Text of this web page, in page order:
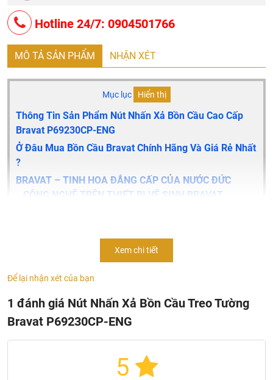
Hotline 24/7: 0904501766
MÔ TẢ SẢN PHẨM NHẬN XÉT
Mục lục Hiển thị
Thông Tin Sản Phẩm Nút Nhấn Xả Bồn Cầu Cao Cấp
Bravat P69230CP-ENG
Ở Đâu Mua Bồn Cầu Bravat Chính Hãng Và Giá Rẻ Nhất
?
BRAVAT – TINH HOA ĐẲNG CẤP CỦA NƯỚC ĐỨC
CÔNG NGHỆ TRÊN THIẾT BỊ VỆ SINH BRAVAT
- Mode:P69230CP-ENG
- Mạ: Chrome sáng bóng
- Kết hợp với két âm tường: CD009N, CD010N
- Bề mặt kính hiện đại, sang trọng
Xem chi tiết
Để lại nhận xét của bạn
1 đánh giá Nút Nhấn Xả Bồn Cầu Treo Tường
Bravat P69230CP-ENG
5